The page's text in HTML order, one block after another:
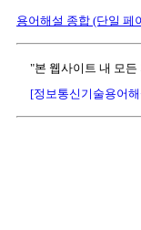
용어해설 종합 (단일 페
"본 웹사이트 내 모
[정보통신기술용어